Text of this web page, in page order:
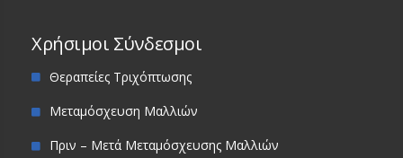
Χρήσιμοι Σύνδεσμοι
Θεραπείες Τριχόπτωσης
Μεταμόσχευση Μαλλιών
Πριν – Μετά Μεταμόσχευσης Μαλλιών